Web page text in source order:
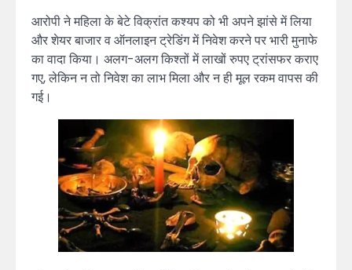
आरोपी ने महिला के बेटे विक्रांत कश्यप को भी अपने झांसे में लिया
और शेयर बाजार व ऑनलाइन ट्रेडिंग में निवेश करने पर भारी मुनाफे
का वादा किया। अलग-अलग किश्तों में लाखों रुपए ट्रांसफर कराए
गए, लेकिन न तो निवेश का लाभ मिला और न ही मूल रकम वापस की
गई।